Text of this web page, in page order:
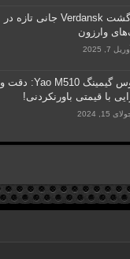
بازگشت Verdansk جانی تازه در
وارزون
7, 2025
ماوس گیمینگ Yao M510: دقت و
با قیمتی باورنکردنی!
15, 2024